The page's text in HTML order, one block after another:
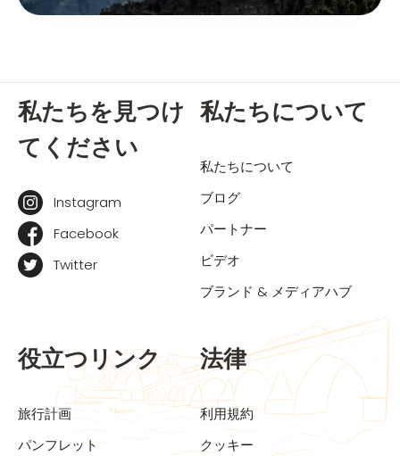
私たちを見つけ
てください
Instagram
Facebook
Twitter
私たちについて
私たちについて
ブログ
パートナー
ビデオ
ブランド & メディアハブ
役立つリンク
旅行計画
パンフレット
法律
利用規約
クッキー